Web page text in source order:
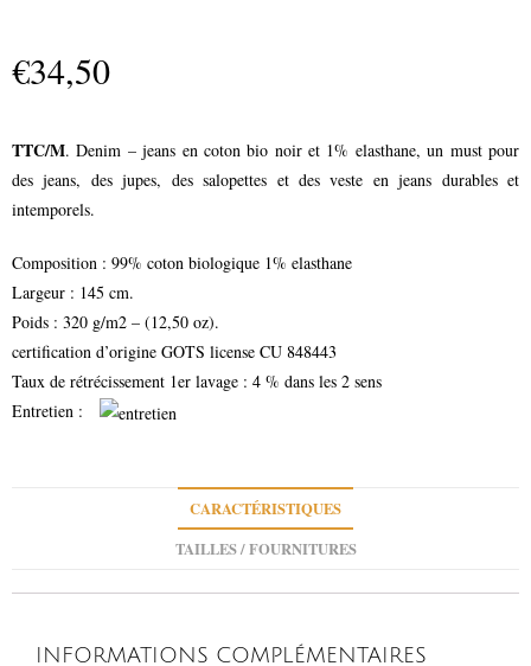
€34,50
TTC/M. Denim – jeans en coton bio noir et 1% elasthane, un must pour
des jeans, des jupes, des salopettes et des veste en jeans durables et
intemporels.
Composition : 99% coton biologique 1% elasthane
Largeur : 145 cm.
Poids : 320 g/m2 – (12,50 oz).
certification d’origine GOTS license CU 848443
Taux de rétrécissement 1er lavage : 4 % dans les 2 sens
Entretien :
CARACTÉRISTIQUES
TAILLES / FOURNITURES
INFORMATIONS COMPLÉMENTAIRES